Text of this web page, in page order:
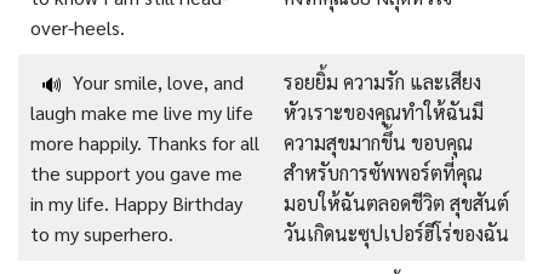
over-heels.
🔊 Your smile, love, and
laugh make me live my life
more happily. Thanks for all
the support you gave me
in my life. Happy Birthday
to my superhero.
รอยยิ้ม ความรัก และเสียง
หัวเราะของคุณทำให้ฉันมี
ความสุขมากขึ้น ขอบคุณ
สำหรับการซัพพอร์ตที่คุณ
มอบให้ฉันตลอดชีวิต สุขสันต์
วันเกิดนะซุปเปอร์ฮีโร่ของฉัน